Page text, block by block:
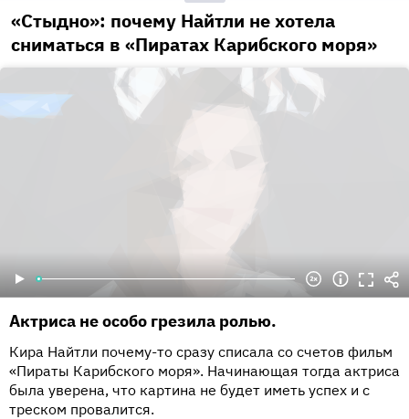
«Стыдно»: почему Найтли не хотела
сниматься в «Пиратах Карибского моря»
Актриса не особо грезила ролью.
Кира Найтли почему-то сразу списала со счетов фильм
«Пираты Карибского моря». Начинающая тогда актриса
была уверена, что картина не будет иметь успех и с
треском провалится.